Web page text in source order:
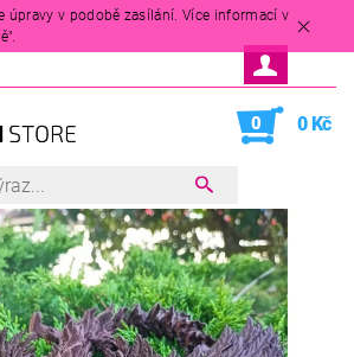
úpravy v podobě zasílání. Více informací v
0 0 Kč